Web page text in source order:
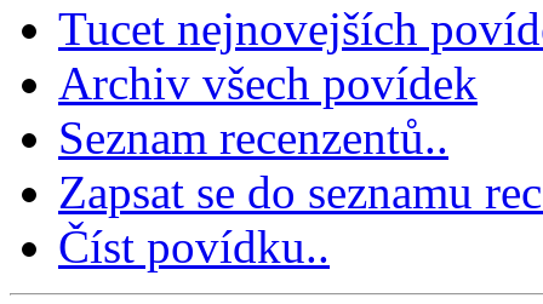
Tucet nejnovejších
Archiv všech povídek
Seznam recenzentů..
Zapsat se do seznamu
Číst povídku..